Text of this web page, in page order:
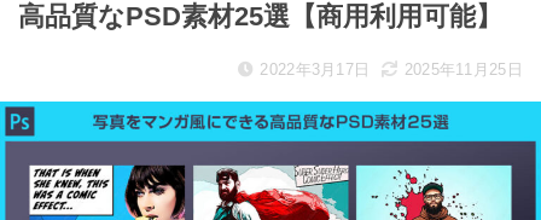
高品質なPSD素材25選【商用利用可能】
2022年3月17日 2025年11月25日